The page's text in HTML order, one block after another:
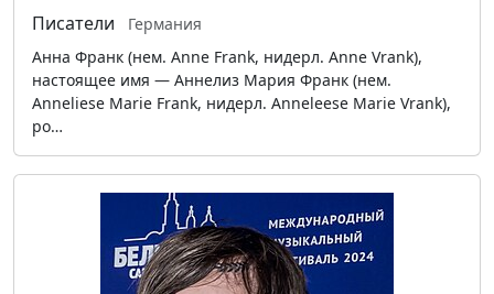
Писатели
Германия
Анна Франк (нем. Anne Frank, нидерл. Anne Vrank),
настоящее имя — Аннелиз Мария Франк (нем.
Anneliese Marie Frank, нидерл. Anneleese Marie Vrank),
ро…